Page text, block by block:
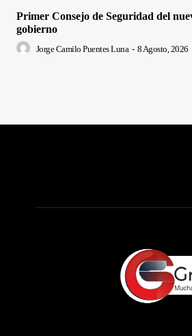
Primer Consejo de Seguridad del
gobierno
Jorge Camilo Puentes Luna - 8 Agosto, 2026